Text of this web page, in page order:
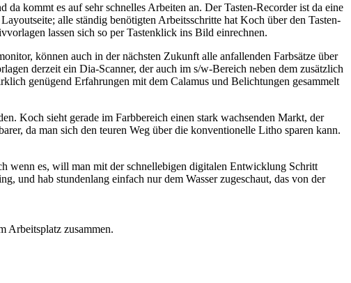
kommt es auf sehr schnelles Arbeiten an. Der Tasten-Recorder ist da eine
alle ständig benötigten Arbeitsschritte hat Koch über den Tasten-
lassen sich so per Tastenklick ins Bild einrechnen.
können auch in der nächsten Zukunft alle anfallenden Farbsätze über
derzeit ein Dia-Scanner, der auch im s/w-Bereich neben dem zusätzlich
genügend Erfahrungen mit dem Calamus und Belichtungen gesammelt
Koch sieht gerade im Farbbereich einen stark wachsenden Markt, der
da man sich den teuren Weg über die konventionelle Litho sparen kann.
wenn es, will man mit der schnellebigen digitalen Entwicklung Schritt
und hab stundenlang einfach nur dem Wasser zugeschaut, das von der
Arbeitsplatz zusammen.